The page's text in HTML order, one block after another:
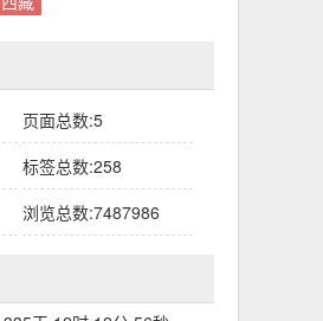
工作
西藏
页面总数:5
浏览总数:7487986